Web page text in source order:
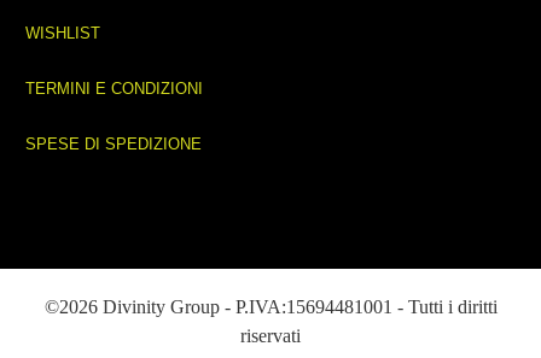
WISHLIST
TERMINI E CONDIZIONI
SPESE DI SPEDIZIONE
©2026 Divinity Group - P.IVA:15694481001 - Tutti i diritti
riservati